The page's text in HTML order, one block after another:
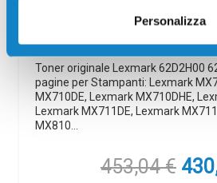
Personalizza
Codice:62D2H00
Toner originale Lexmark 62D2H00
pagine per Stampanti: Lexmark
MX710DE, Lexmark MX710DHE,
Lexmark MX711DE, Lexmark
MX810…
453,04€ Il